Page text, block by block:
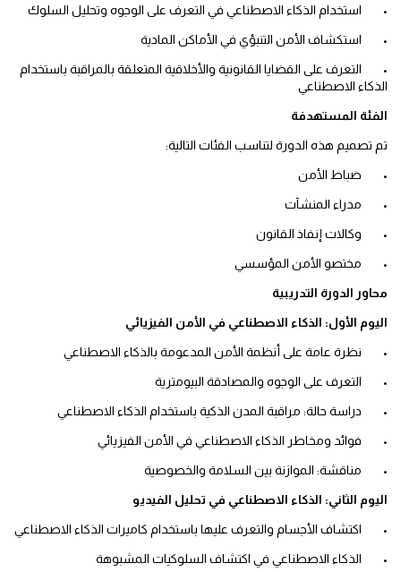
• استخدام الذكاء الاصطناعي في التعرف على الوجوه وتحليل السلوك
• استكشاف الأمن التنبؤي في الأماكن المادية
•
التعرف على القضايا القانونية والأخلاقية المتعلقة بالمراقبة باستخدام
الذكاء الاصطناعي
الفئة المستهدفة
تم تصميم هذه الدورة لتناسب الفئات التالية:
• ضباط الأمن
• مدراء المنشآت
• وكالات إنفاذ القانون
• مختصو الأمن المؤسسي
محاور الدورة التدريبية
اليوم الأول: الذكاء الاصطناعي في الأمن الفيزيائي
• نظرة عامة على أنظمة الأمن المدعومة بالذكاء الاصطناعي
• التعرف على الوجوه والمصادقة البيومترية
• دراسة حالة: مراقبة المدن الذكية باستخدام الذكاء الاصطناعي
• فوائد ومخاطر الذكاء الاصطناعي في الأمن الفيزيائي
• مناقشة: الموازنة بين السلامة والخصوصية
اليوم الثاني: الذكاء الاصطناعي في تحليل الفيديو
• اكتشاف الأجسام والتعرف عليها باستخدام كاميرات الذكاء الاصطناعي
• الذكاء الاصطناعي في اكتشاف السلوكيات المشبوهة